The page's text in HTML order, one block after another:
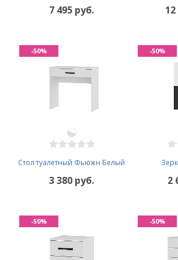
7 495 руб.
Стол туалетный Фьюжн Белый
3 380 руб.
-50%
2
-50%
-50% -50%